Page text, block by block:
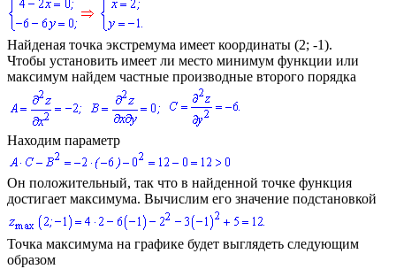
Найденая точка экстремума имеет координаты (2; -1).
Чтобы установить имеет ли место минимум функции или
максимум найдем частные производные второго порядка
Находим параметр
Он положительный, так что в найденной точке функция
достигает максимума. Вычислим его значение подстановкой
Точка максимума на графике будет выглядеть следующим
образом